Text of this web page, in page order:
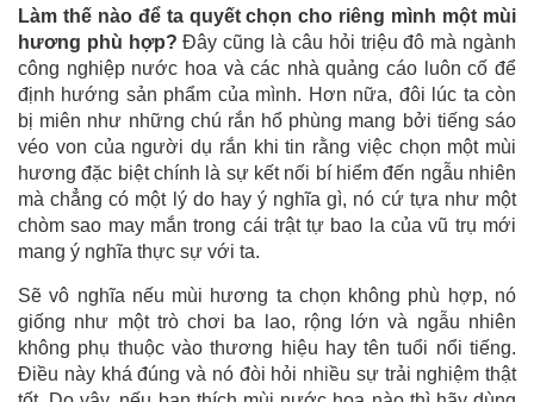
Làm thế nào để ta quyết chọn cho riêng mình một mùi
hương phù hợp? Đây cũng là câu hỏi triệu đô mà ngành
công nghiệp nước hoa và các nhà quảng cáo luôn cố để
định hướng sản phẩm của mình. Hơn nữa, đôi lúc ta còn
bị miên như những chú rắn hổ phùng mang bởi tiếng sáo
véo von của người dụ rắn khi tin rằng việc chọn một mùi
hương đặc biệt chính là sự kết nối bí hiểm đến ngẫu nhiên
mà chẳng có một lý do hay ý nghĩa gì, nó cứ tựa như một
chòm sao may mắn trong cái trật tự bao la của vũ trụ mới
mang ý nghĩa thực sự với ta.
Sẽ vô nghĩa nếu mùi hương ta chọn không phù hợp, nó
giống như một trò chơi ba lao, rộng lớn và ngẫu nhiên
không phụ thuộc vào thương hiệu hay tên tuổi nổi tiếng.
Điều này khá đúng và nó đòi hỏi nhiều sự trải nghiệm thật